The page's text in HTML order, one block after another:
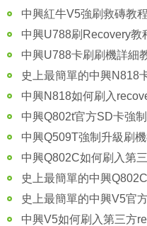
中興紅牛V5強刷救磚教程
中興U788刷Recovery教
中興U788卡刷刷機詳細
史上最簡單的中興N818
中興N818如何刷入
中興Q802t官方SD卡強
中興Q509T強制升級刷
中興Q802C如何刷入第
史上最簡單的中興
史上最簡單的中興V5官
中興V5如何刷入第三方